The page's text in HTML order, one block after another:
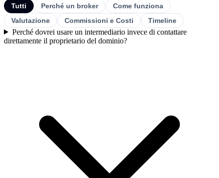
Tutti Perché un broker
Come funziona
Valutazione
Commissioni e Costi Timeline
Perché dovrei usare un intermediario invece di contattare
direttamente il proprietario del dominio?